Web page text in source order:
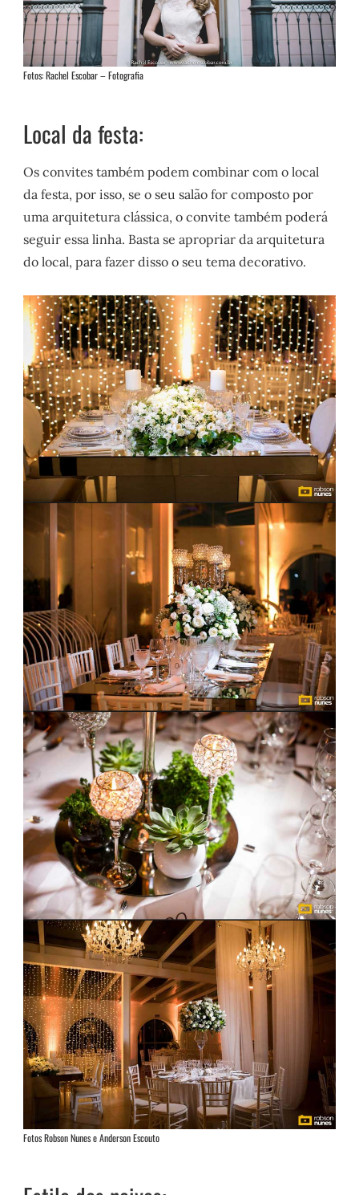
Fotos: Rachel Escobar – Fotografia
Local da festa:
Os convites também podem combinar com o local
da festa, por isso, se o seu salão for composto por
uma arquitetura clássica, o convite também poderá
seguir essa linha. Basta se apropriar da arquitetura
do local, para fazer disso o seu tema decorativo.
Fotos Robson Nunes e Anderson Escouto